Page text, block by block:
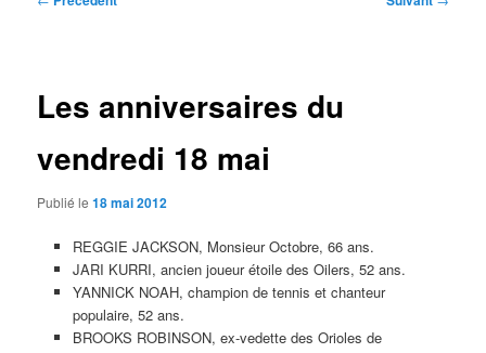
Les anniversaires du
vendredi 18 mai
Publié le18 mai 2012
REGGIE JACKSON, Monsieur Octobre, 66 ans.
JARI KURRI, ancien joueur étoile des Oilers, 52 ans.
YANNICK NOAH, champion de tennis et chanteur
populaire, 52 ans.
BROOKS ROBINSON, ex-vedette des Orioles de